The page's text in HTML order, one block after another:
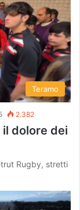
Teramo
2.382
il dolore dei
Rugby, stretti